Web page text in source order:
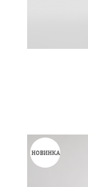
НОВИНКА